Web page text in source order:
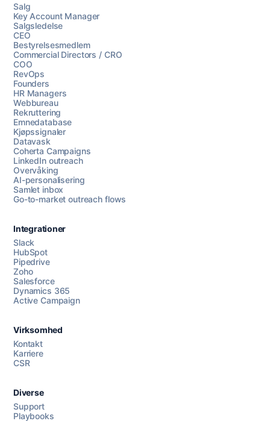
Chat med oss
Salg
Key Account Manager
Salgsledelse
CEO
Bestyrelsesmedlem
Commercial Directors / CRO
COO
RevOps
Founders
HR Managers
Webbureau
Rekruttering
Emnedatabase
Kjøpssignaler
Datavask
Coherta Campaigns
LinkedIn outreach
Overvåking
AI-personalisering
Samlet inbox
Go-to-market outreach flows
Integrationer
Slack
HubSpot
Pipedrive
Zoho
Salesforce
Dynamics 365
Active Campaign
Virksomhed
Kontakt
Karriere
CSR
Diverse
Support
Playbooks